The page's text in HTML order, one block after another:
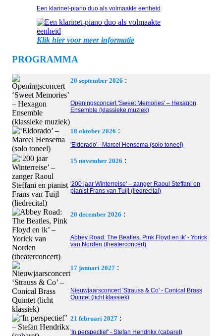
Een klarinet-piano duo als volmaakte eenheid
Klik hier voor meer informatie
PROGRAMMA
20 september 2026 :
Openingsconcert 'Sweet Memories' – Hexagon
Ensemble (klassieke muziek)
18 oktober 2026 :
'Eldorado' - Marcel Hensema (solo toneel)
15 november 2026 :
'200 jaar Winterreise' – zanger Raoul Steffani en
pianist Frans van Tuijl (liedrecital)
20 december 2026 :
Abbey Road: The Beatles, Pink Floyd en ik' - Yorick
van Norden (theaterconcert)
17 januari 2027 :
Nieuwjaarsconcert 'Strauss & Co' - Conical Brass
Quintet (licht klassiek)
21 februari 2027 :
'In perspectief' - Stefan Hendrikx (cabaret)